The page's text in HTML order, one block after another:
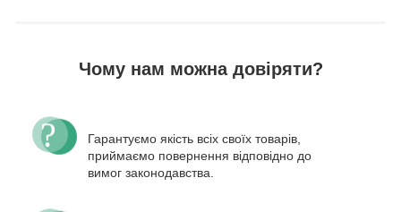
Чому нам можна довіряти?
Гарантуємо якість всіх своїх товарів,
приймаємо повернення відповідно до
вимог законодавства.